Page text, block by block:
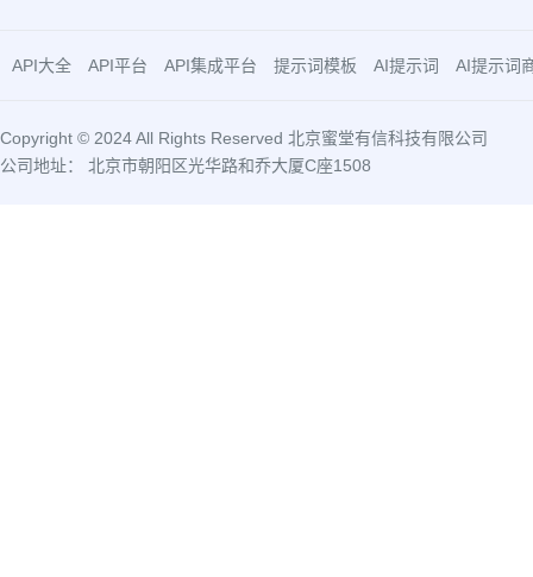
API大全 API平台 API集成平台 提示词模板 AI提示词 AI提示词
Copyright © 2024 All Rights Reserved 北京蜜堂有信科技有限公司
公司地址： 北京市朝阳区光华路和乔大厦C座1508